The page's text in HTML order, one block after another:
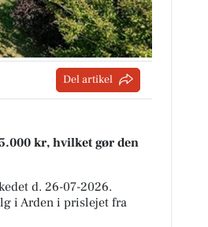
Del artikel
kr, hvilket gør den
d. 26-07-2026.
i Arden i prislejet fra